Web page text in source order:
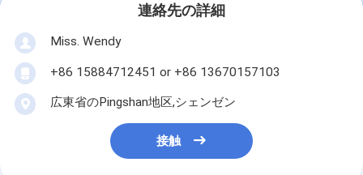
連絡先の詳細
Miss. Wendy
+86 15884712451 or +86 13670157103
広東省のPingshan地区,シェンゼン
接触